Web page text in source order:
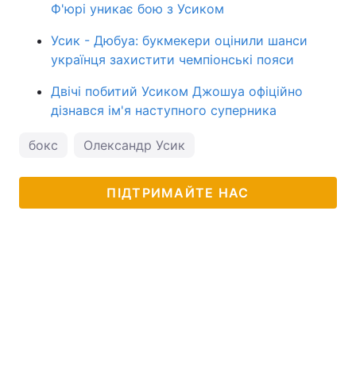
Ф'юрі уникає бою з Усиком
Усик - Дюбуа: букмекери оцінили шанси
українця захистити чемпіонські пояси
Двічі побитий Усиком Джошуа офіційно
дізнався ім'я наступного суперника
бокс Олександр Усик
ПІДТРИМАЙТЕ НАС